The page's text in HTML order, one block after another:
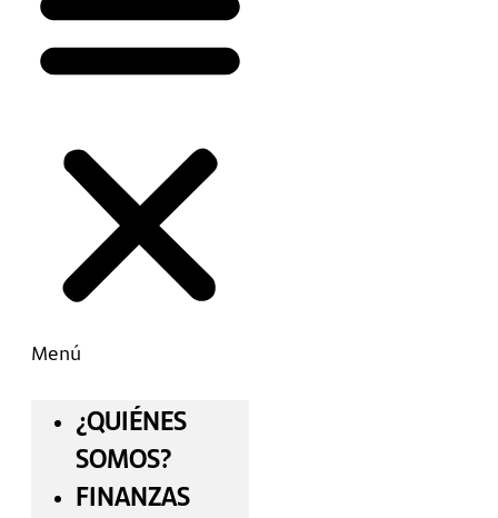
Menú
¿QUIÉNES
SOMOS?
FINANZAS